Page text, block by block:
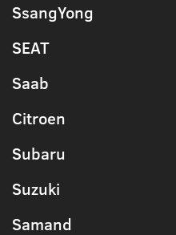
SsangYong
SEAT
Saab
Citroen
Subaru
Suzuki
Samand